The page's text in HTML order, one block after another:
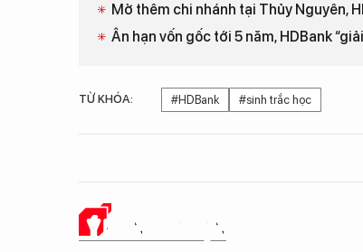
Mở thêm chi nhánh tại Thủy Nguyên,
Ân hạn vốn gốc tới 5 năm, HDBank
TỪ KHÓA: #HDBank #sinh trắc học
Ý KIẾN CỦA BẠN